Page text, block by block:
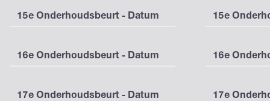
15e Onderhoudsbeurt - Datum 15e
16e Onderhoudsbeurt - Datum 16e
17e Onderhoudsbeurt - Datum 17e